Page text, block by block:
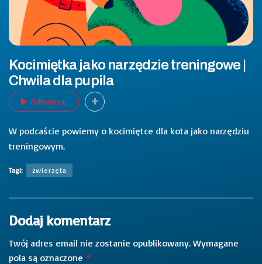
Kocimiętka jako narzędzie treningowe |
Chwila dla pupila
Odtwarzaj
W podcaście powiemy o kocimiętce dla kota jako narzędziu
treningowym.
Tagi: zwierzęta
Dodaj komentarz
Twój adres email nie zostanie opublikowany. Wymagane
pola są oznaczone *